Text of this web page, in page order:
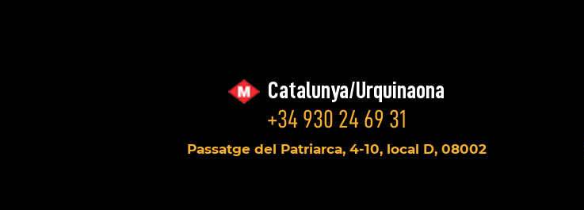
Catalunya/Urquinaona
+34 930 24 69 31
Passatge del Patriarca, 4-10, local D, 08002